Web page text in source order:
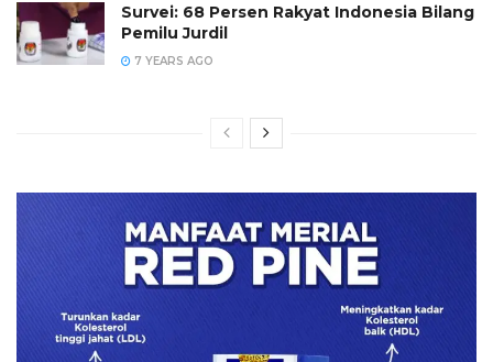
Survei: 68 Persen Rakyat Indonesia Bilang
Pemilu Jurdil
7 YEARS AGO